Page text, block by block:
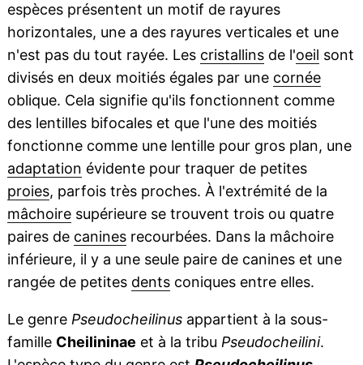
espèces présentent un motif de rayures
horizontales, une a des rayures verticales et une
n'est pas du tout rayée. Les cristallinsde l'oeil sont
divisés en deux moitiés égales par une cornée
oblique. Cela signifie qu'ils fonctionnent comme
des lentilles bifocales et que l'une des moitiés
fonctionne comme une lentille pour gros plan, une
adaptation évidente pour traquer de petites
proies, parfois très proches. À l'extrémité de la
mâchoiresupérieure se trouvent trois ou quatre
paires de caninesrecourbées. Dans la mâchoire
inférieure, il y a une seule paire de canines et une
rangée de petites dentsconiques entre elles.
Le genre Pseudocheilinusappartient à la sous-
famille Cheilininae et à la tribu Pseudocheilini.